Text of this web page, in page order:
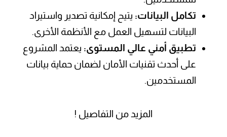
تطبيق أمني عالي المستوى:
يعتمد المشروع
على أحدث تقنيات الأمان لضمان حماية بيانات
المستخدمين.
الموقع الإلكتروني